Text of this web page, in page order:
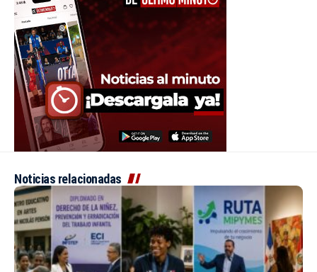
Noticias relacionadas